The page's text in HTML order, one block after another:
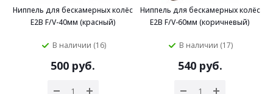
Ниппель для бескамерных колёс
E2B F/V-40мм (красный)
В наличии (16)
500 руб.
Ниппель для бескамерных колёс
E2B F/V-60мм (коричневый)
В наличии (17)
540 руб.